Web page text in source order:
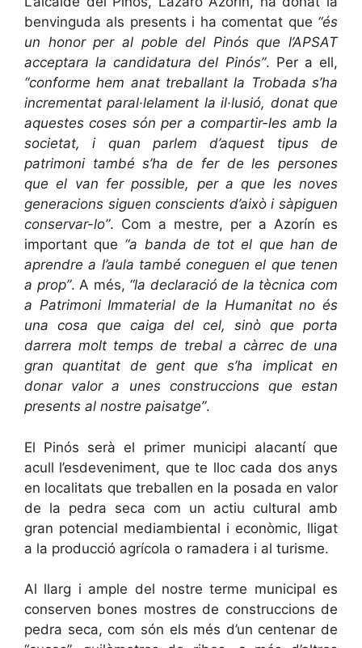
benvinguda als presents i ha comentat que “és
un honor per al poble del Pinós que l’APSAT
acceptara la candidatura del Pinós”. Per a ell,
“conforme hem anat treballant la Trobada s’ha
incrementat paral·lelament la il·lusió, donat que
aquestes coses són per a compartir-les amb la
societat, i quan parlem d’aquest tipus de
patrimoni també s’ha de fer de les persones
que el van fer possible, per a que les noves
generacions siguen conscients d’això i sàpiguen
conservar-lo”. Com a mestre, per a Azorín es
important que “a banda de tot el que han de
aprendre a l’aula també coneguen el que tenen
a prop”. A més, “la declaració de la tècnica com
a Patrimoni Immaterial de la Humanitat no és
una cosa que caiga del cel, sinò que porta
darrera molt temps de trebal a càrrec de una
gran quantitat de gent que s’ha implicat en
donar valor a unes construccions que estan
presents al nostre paisatge”.
El Pinós serà el primer municipi alacantí que
acull l’esdeveniment, que te lloc cada dos anys
en localitats que treballen en la posada en valor
de la pedra seca com un actiu cultural amb
gran potencial mediambiental i econòmic, lligat
a la producció agrícola o ramadera i al turisme.
Al llarg i ample del nostre terme municipal es
conserven bones mostres de construccions de
pedra seca, com són els més d’un centenar de